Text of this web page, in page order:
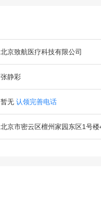
北京致航医疗科技有限公司
张静彩
暂无 认领完善电话
北京市密云区檀州家园东区1号